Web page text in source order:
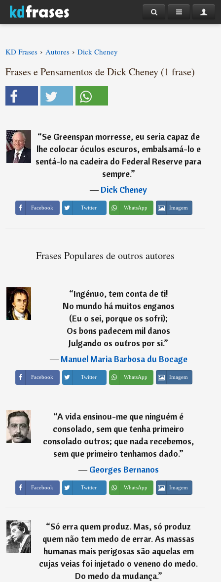
KD Frases › Autores › Dick Cheney
Frases e Pensamentos de Dick Cheney (1 frase)
“Se Greenspan morresse, eu seria capaz de
lhe colocar óculos escuros, embalsamá-lo e
sentá-lo na cadeira do Federal Reserve para
sempre.”
―Dick Cheney
Facebook Twitter WhatsApp Imagem
Frases Populares de outros autores
“Ingénuo, tem conta de ti!
No mundo há muitos enganos
(Eu o sei, porque os sofri);
Os bons padecem mil danos
Julgando os outros por si.”
―Manuel Maria Barbosa du Bocage
Facebook Twitter WhatsApp Imagem
“A vida ensinou-me que ninguém é
consolado, sem que tenha primeiro
consolado outros; que nada recebemos,
sem que primeiro tenhamos dado.”
―Georges Bernanos
Facebook Twitter WhatsApp Imagem
“Só erra quem produz. Mas, só produz
quem não tem medo de errar. As massas
humanas mais perigosas são aquelas em
cujas veias foi injetado o veneno do medo.
Do medo da mudança.”